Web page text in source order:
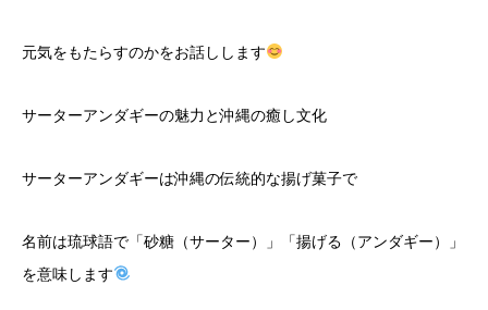
元気をもたらすのかをお話しします
サーターアンダギーの魅力と沖縄の癒し文化
サーターアンダギーは沖縄の伝統的な揚げ菓子で
名前は琉球語で「砂糖（サーター）」「揚げる（アンダギー）」
を意味します